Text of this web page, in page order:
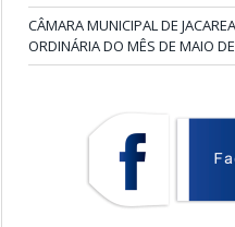
CÂMARA MUNICIPAL DE
ORDINÁRIA DO MÊS DE MAIO